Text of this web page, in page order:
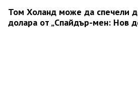
Том Холанд може да спечели
долара от „Спайдър-мен: Нов